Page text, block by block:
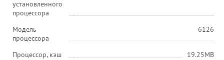
установленного
процессора
Модель
процессора
6126
Процессор, кэш
19.25MB